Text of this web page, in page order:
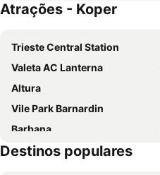
The Modernist Hotel
Hotel Le Corderie
Wellness Hotel Apollo - LifeClass Hotels & Spa, Portorož
Hotel Città di Parenzo
Hotel Istria
CX Trieste Giulia
Casino & Hotel ADMIRAL Skofije
Atrações - Koper
Trieste Central Station
Valeta AC Lanterna
Altura
Vile Park Barnardin
Barbana
Koper
Destinos populares